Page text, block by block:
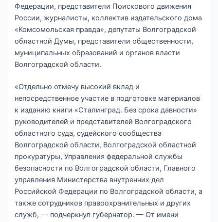
Федерации, представители Поискового движения
России, журналисты, коллектив издательского дома
«Комсомольская правда», депутаты Волгоградской
областной Думы, представители общественности,
муниципальных образований и органов власти
Волгоградской области.
«Отдельно отмечу высокий вклад и
непосредственное участие в подготовке материалов
к изданию книги «Сталинград. Без срока давности»
руководителей и представителей Волгоградского
областного суда, судейского сообщества
Волгоградской области, Волгоградской областной
прокуратуры, Управления федеральной службы
безопасности по Волгоградской области, Главного
управления Министерства внутренних дел
Российской Федерации по Волгоградской области, а
также сотрудников правоохранительных и других
служб, — подчеркнул губернатор. — От имени